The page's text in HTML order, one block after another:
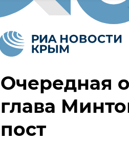
Очередная
глава
пост